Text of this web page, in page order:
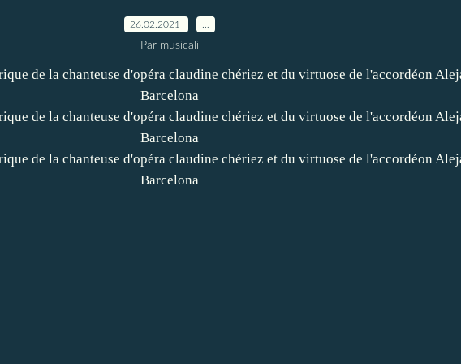
26.02.2021
Par musicali